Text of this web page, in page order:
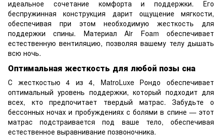
идеальное сочетание комфорта и поддержки. Его
беспружинная конструкция дарит ощущение мягкости,
обеспечивая при этом необходимую жесткость для
поддержки спины. Материал Air Foam обеспечивает
естественную вентиляцию, позволяя вашему телу дышать
всю ночь.
Оптимальная жесткость для любой позы сна
С жесткостью 4 из 4, MatroLuxe Рондо обеспечивает
оптимальный уровень поддержки, который подходит для
всех, кто предпочитает твердый матрас. Забудьте о
бессонных ночах и пробуждениях с болями в спине — этот
матрас подстраивается под ваше тело, обеспечивая
естественное выравнивание позвоночника.